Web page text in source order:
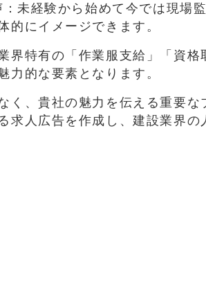
未経験から始めて今では現場
的にイメージできます。
界特有の「作業服支給」「資格
力的な要素となります。
く、貴社の魅力を伝える重要な
求人広告を作成し、建設業界の